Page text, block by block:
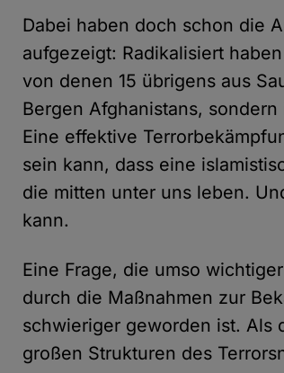
Dabei haben doch schon die
aufgezeigt: Radikalisiert
von denen 15 übrigens aus
Bergen Afghanistans,
Eine effektive
sein kann, dass eine
die mitten unter uns leben.
kann.
Eine Frage, die umso
durch die Maßnahmen zur
schwieriger geworden ist. Als
großen Strukturen des